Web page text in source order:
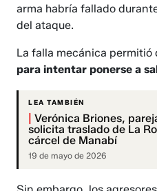
arma habría fallado
del ataque.
La falla mecánica permitió
para intentar ponerse a
LEA TAMBIÉN
Verónica Briones,
solicita traslado de La
cárcel de Manabí
19 de mayo de 2026